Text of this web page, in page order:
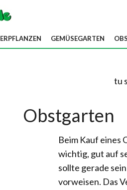
GEMÜSEGARTEN
tu
Obstgarten
Beim Kauf eines
wichtig, gut auf
sollte gerade
vorweisen. Das